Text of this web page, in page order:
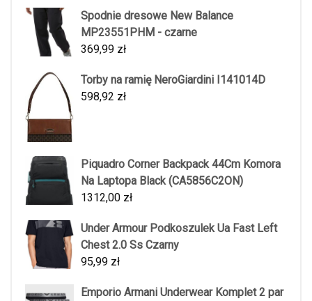
Spodnie dresowe New Balance
MP23551PHM - czarne
369,99 zł
Torby na ramię NeroGiardini I141014D
598,92 zł
Piquadro Corner Backpack 44Cm Komora
Na Laptopa Black (CA5856C2ON)
1312,00 zł
Under Armour Podkoszulek Ua Fast Left
Chest 2.0 Ss Czarny
95,99 zł
Emporio Armani Underwear Komplet 2 par